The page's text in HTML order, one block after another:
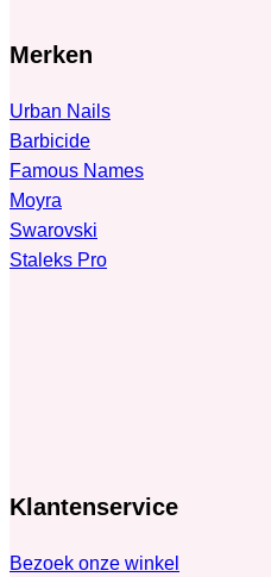
Merken
Urban Nails
Barbicide
Famous Names
Moyra
Swarovski
Staleks Pro
Klantenservice
Bezoek onze winkel